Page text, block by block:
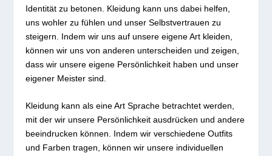
Identität zu betonen. Kleidung kann uns dabei helfen,
uns wohler zu fühlen und unser Selbstvertrauen zu
steigern. Indem wir uns auf unsere eigene Art kleiden,
können wir uns von anderen unterscheiden und zeigen,
dass wir unsere eigene Persönlichkeit haben und unser
eigener Meister sind.
Kleidung kann als eine Art Sprache betrachtet werden,
mit der wir unsere Persönlichkeit ausdrücken und andere
beeindrucken können. Indem wir verschiedene Outfits
und Farben tragen, können wir unsere individuellen